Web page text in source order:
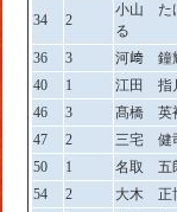
34 2
小山 た
る
36
3
河﨑 鐘
40
1
江田 指
46
3
髙橋 英
47
2
三宅 健
50
1
名取 五
54
2
大木 正